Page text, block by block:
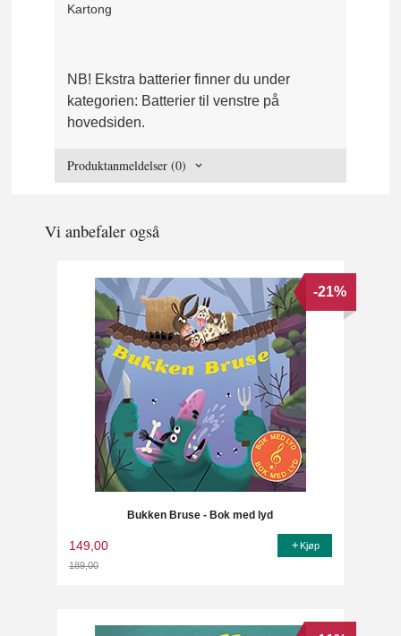
Kartong
NB! Ekstra batterier finner du under
kategorien: Batterier til venstre på
hovedsiden.
Produktanmeldelser (0)
Vi anbefaler også
Bukken Bruse - Bok med lyd
149,00
189,00
-21%
Kjøp